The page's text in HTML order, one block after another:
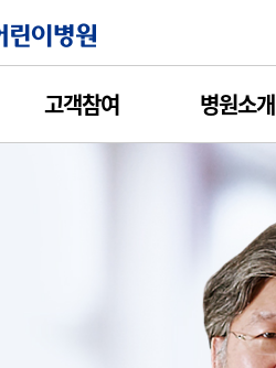
고객참여 병원소개